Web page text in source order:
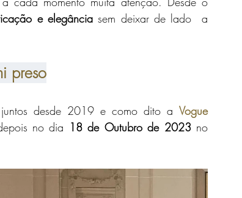
e elegância sem deixar de lado  a
preso
desde 2019 e como dito a Vogue
no dia 18 de Outubro de 2023 no